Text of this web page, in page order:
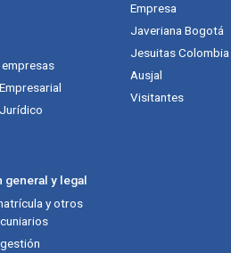
Empresa
Javeriana Bogotá
Jesuitas Colombia
Ausjal
Visitantes
general y legal
y otros